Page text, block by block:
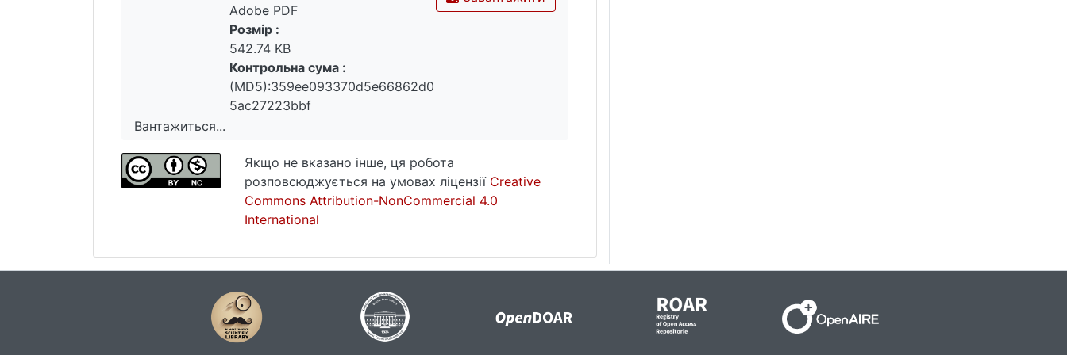
Вантажиться...
Вантажиться...
Adobe PDF
Розмір :
542.74 KB
Контрольна сума :
(MD5):359ee093370d5e66862d0
5ac27223bbf
Якщо не вказано інше, ця робота
розповсюджується на умовах ліцензії Creative
Commons Attribution-NonCommercial 4.0
International